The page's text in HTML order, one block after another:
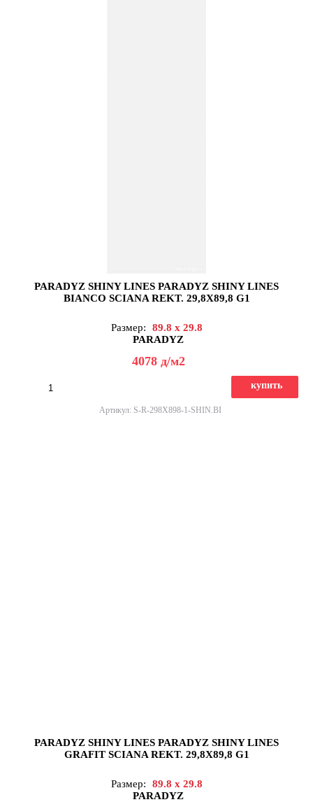
PARADYZ SHINY LINES PARADYZ SHINY LINES
BIANCO SCIANA REKT. 29,8X89,8 G1
Размер:
89.8 x 29.8
PARADYZ
4078 д/м2
купить
Артикул: S-R-298X898-1-SHIN.BI
PARADYZ SHINY LINES PARADYZ SHINY LINES
GRAFIT SCIANA REKT. 29,8X89,8 G1
Размер:
89.8 x 29.8
PARADYZ